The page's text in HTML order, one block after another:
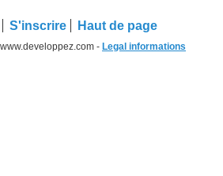
S'inscrire Haut de page
- Legal informations